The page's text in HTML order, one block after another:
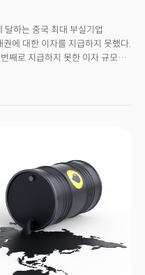
하는 중국 최대 부실기업
에 대한 이자를 지급하지 못했다.
째로 지급하지 못한 이자 규모만
을 감안할 때 에버그란데의
버그란데뿐 아니라 중국 내 주요
험을 보이면서 중국의 5년 만기
이후 가장 높은 수준으로 치솟고
이란 신용파생상품의
(Credit)을 맞바꾸는 것이다.
부도 위험이 높아진다는 것을
팬데믹 이후 가장 높은 수준으로
고 있다는 것으로 해석된다.